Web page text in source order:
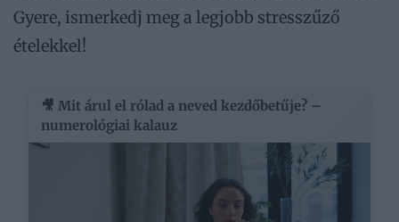
Gyere, ismerkedj meg a legjobb stresszűző
ételekkel!
🎥 Mit árul el rólad a neved kezdőbetűje? –
numerológiai kalauz